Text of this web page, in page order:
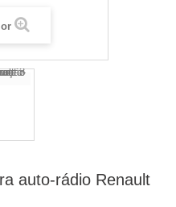
auto-rádio Renault